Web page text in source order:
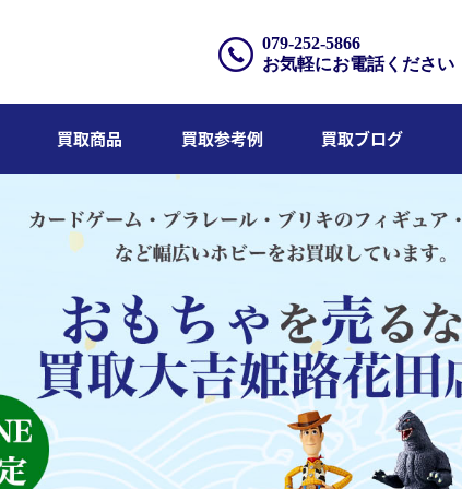
079-252-5866
お気軽にお電話ください
買取商品 買取参考例 買取ブログ